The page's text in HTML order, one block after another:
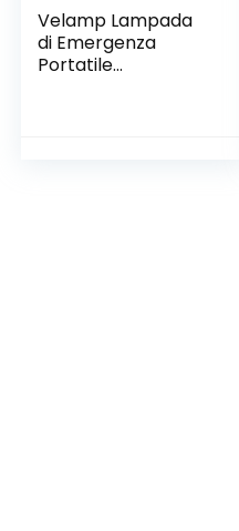
Velamp Lampada
di Emergenza
Portatile